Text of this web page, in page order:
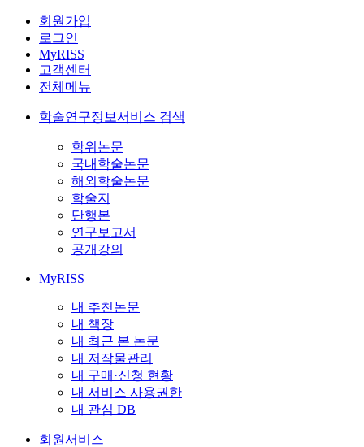
회원가입
로그인
MyRISS
고객센터
전체메뉴
학술연구정보서비스 검색
학위논문
국내학술논문
해외학술논문
학술지
단행본
연구보고서
공개강의
MyRISS
내 추천논문
내 책장
내 최근 본 논문
내 저작물관리
내 구매·신청 현황
내 서비스 사용권한
내 관심 DB
회원서비스